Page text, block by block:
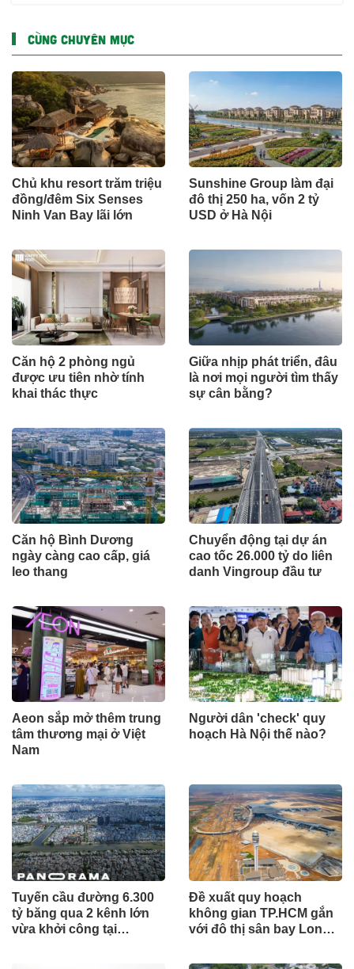
CÙNG CHUYÊN MỤC
Chủ khu resort trăm triệu
đồng/đêm Six Senses
Ninh Van Bay lãi lớn
Sunshine Group làm đại
đô thị 250 ha, vốn 2 tỷ
USD ở Hà Nội
Căn hộ 2 phòng ngủ
được ưu tiên nhờ tính
khai thác thực
Giữa nhịp phát triển, đâu
là nơi mọi người tìm thấy
sự cân bằng?
Căn hộ Bình Dương
ngày càng cao cấp, giá
leo thang
Chuyển động tại dự án
cao tốc 26.000 tỷ do liên
danh Vingroup đầu tư
Aeon sắp mở thêm trung
tâm thương mại ở Việt
Nam
Người dân 'check' quy
hoạch Hà Nội thế nào?
Tuyến cầu đường 6.300
tỷ băng qua 2 kênh lớn
vừa khởi công tại
Đề xuất quy hoạch
không gian TP.HCM gắn
với đô thị sân bay Long